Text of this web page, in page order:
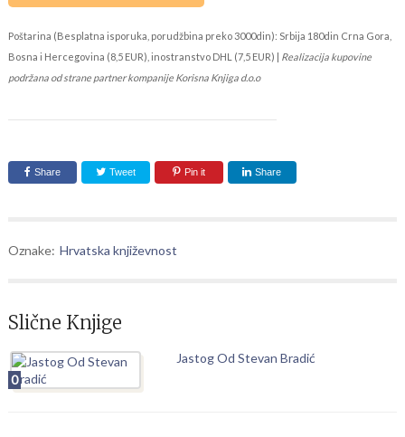
Poštarina (Besplatna isporuka, porudžbina preko 3000din): Srbija 180din Crna Gora,
Bosna i Hercegovina (8,5 EUR), inostranstvo DHL (7,5 EUR) | Realizacija kupovine
podržana od strane partner kompanije Korisna Knjiga d.o.o
Share Tweet Pin it Share
Oznake: Hrvatska književnost
Slične Knjige
0
Jastog Od Stevan Bradić